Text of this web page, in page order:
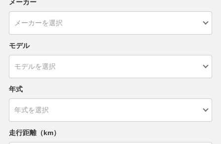
メーカー
モデル
年式
走行距離（km）